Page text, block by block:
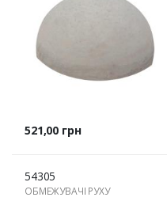
Ціна
521,00 грн
54305
ОБМЕЖУВАЧІ РУХУ